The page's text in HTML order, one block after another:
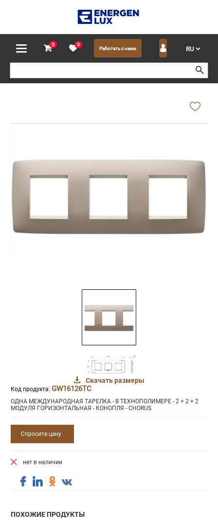
0 0
Работать с нами
Скачать размеры
Код продукта: GW16126TC
ОДНА МЕЖДУНАРОДНАЯ ТАРЕЛКА - В ТЕХНОПОЛИМЕРЕ - 2 + 2 + 2
МОДУЛЯ ГОРИЗОНТАЛЬНАЯ - КОНОПЛЯ - CHORUS
Спросите цену
нет в наличии
ПОХОЖИЕ ПРОДУКТЫ